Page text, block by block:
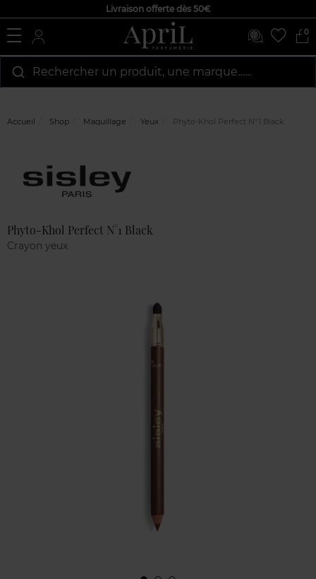
Livraison offerte dès 50€
0
Rechercher un produit, une marque…...
Accueil Shop Maquillage Yeux Phyto-Khol Perfect N°1 Black
Phyto-Khol Perfect N°1 Black
Crayon yeux